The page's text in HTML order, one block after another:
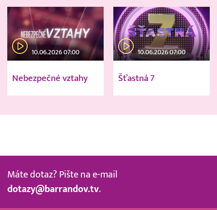
10.06.2026 07:00
Nebezpečné vztahy
10.06.2026 07:00
Šťastná 7
Máte dotaz? Pište na e-mail
dotazy@barrandov.tv.